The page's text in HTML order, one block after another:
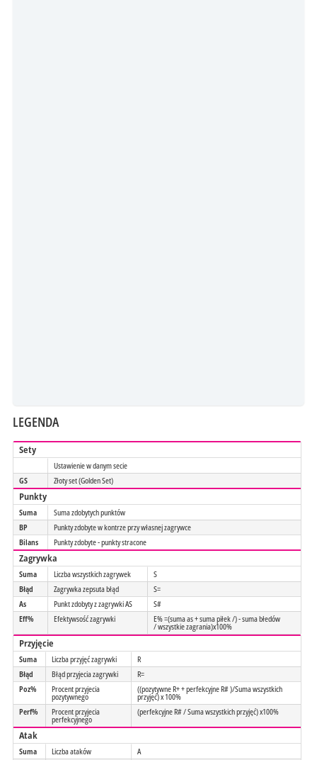
LEGENDA
Sety
Ustawienie w danym secie
GS
Złoty set (Golden Set)
Punkty
Suma
Suma zdobytych punktów
BP
Punkty zdobyte w kontrze przy własnej zagrywce
Bilans
Punkty zdobyte - punkty stracone
Zagrywka
Suma Liczba wszystkich zagrywek
S
Błąd
Zagrywka zepsuta błąd
S=
As
Punkt zdobyty z zagrywki AS
S#
Eff%
Efektywsość zagrywki E% =(suma as + suma piłek /) - suma błedów
/ wszystkie zagrania)x100%
Przyjęcie
Suma Liczba przyjęć zagrywki
R
Błąd
Błąd przyjecia zagrywki
R=
Poz%
Procent przyjecia
pozytywnego
((pozytywne R+ + perfekcyjne R# )/Suma wszystkich
przyjęć) x 100%
Perf%
Procent przyjecia
perfekcyjnego
(perfekcyjne R# / Suma wszystkich przyjęć) x100%
Atak
Suma Liczba ataków
A